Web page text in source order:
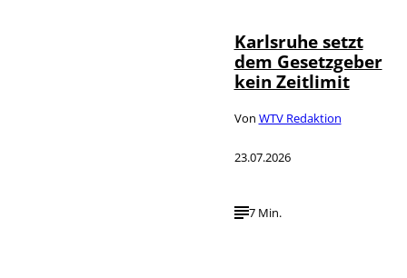
Karlsruhe setzt
dem Gesetzgeber
kein Zeitlimit
Von WTV Redaktion
23.07.2026
7 Min.